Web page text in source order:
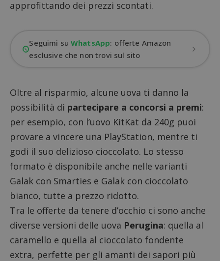
approfittando dei prezzi scontati.
Seguimi suWhatsApp: offerte Amazon
esclusive che non trovi sul sito
Oltre al risparmio, alcune uova ti danno la
possibilità di partecipare a concorsi a premi:
per esempio, con l’uovo KitKat da 240g puoi
provare a vincere una PlayStation, mentre ti
godi il suo delizioso cioccolato. Lo stesso
formato è disponibile anche nelle varianti
Galak con Smarties e Galak con cioccolato
bianco, tutte a prezzo ridotto.
Tra le offerte da tenere d’occhio ci sono anche
diverse versioni delle uova Perugina: quella al
caramello e quella al cioccolato fondente
extra, perfette per gli amanti dei sapori più